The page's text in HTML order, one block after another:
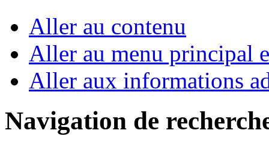
Aller au contenu
Aller au menu principal
Aller aux informations
Navigation de